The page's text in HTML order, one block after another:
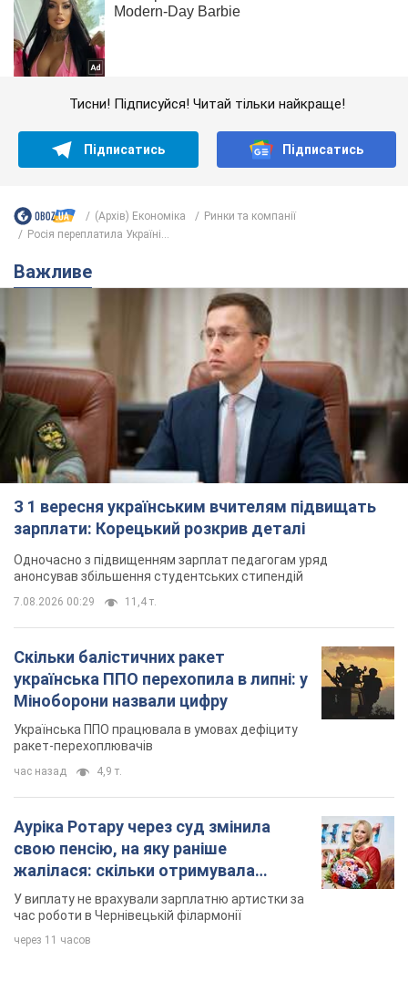
Тисни! Підписуйся! Читай тільки найкраще!
Підписатись Підписатись
(Архів) Економіка
Ринки та компанії
Росія переплатила Україні...
Важливе
З 1 вересня українським вчителям підвищать
зарплати: Корецький розкрив деталі
Одночасно з підвищенням зарплат педагогам уряд
анонсував збільшення студентських стипендій
7.08.2026 00:29 11,4 т.
Скільки балістичних ракет
українська ППО перехопила в липні: у
Міноборони назвали цифру
Українська ППО працювала в умовах дефіциту
ракет-перехоплювачів
час назад 4,9 т.
Ауріка Ротару через суд змінила
свою пенсію, на яку раніше
жалілася: скільки отримувала
співачка
У виплату не врахували зарплатню артистки за
час роботи в Чернівецькій філармонії
через 11 часов